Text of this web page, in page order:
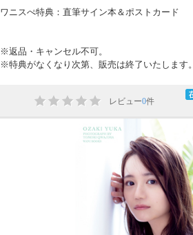
ワニスぺ特典：直筆サイン本＆ポストカード
※返品・キャンセル不可。
※特典がなくなり次第、販売は終了いたします。
レビュー0件